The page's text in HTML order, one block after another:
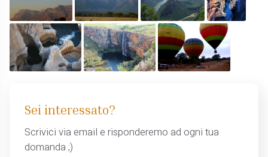
Sei interessato?
Scrivici via email e risponderemo ad ogni tua
domanda ;)